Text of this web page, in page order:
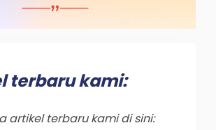
terbaru kami:
artikel terbaru kami di sini: